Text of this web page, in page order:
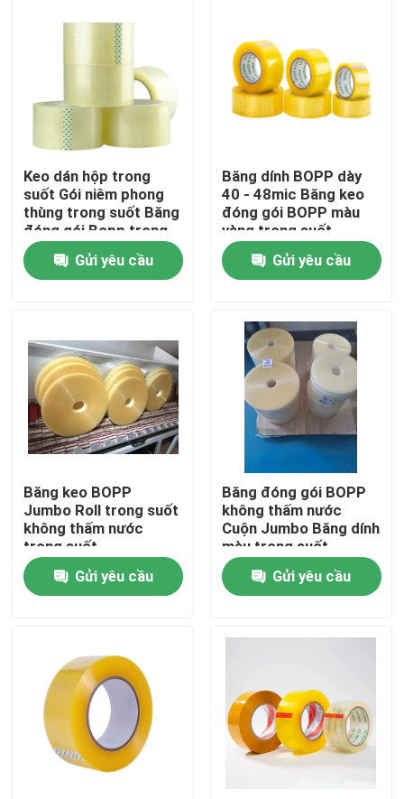
Nhà
Về chúng tôi
Tham quan nhà máy
Kiểm soát chất lượng
Liên hệ chúng tôi
Băng dính BOPP
Băng dính giấy kraft
Keo dán hộp trong
suốt Gói niêm phong
thùng trong suốt Băng
đóng gói Bopp trong
suốt
Gửi yêu cầu
Băng dính BOPP dày
40 - 48mic Băng keo
đóng gói BOPP màu
vàng trong suốt
Gửi yêu cầu
Băng keo BOPP
Jumbo Roll trong suốt
không thấm nước
trong suốt
Gửi yêu cầu
Băng đóng gói BOPP
không thấm nước
Cuộn Jumbo Băng dính
màu trong suốt
Gửi yêu cầu